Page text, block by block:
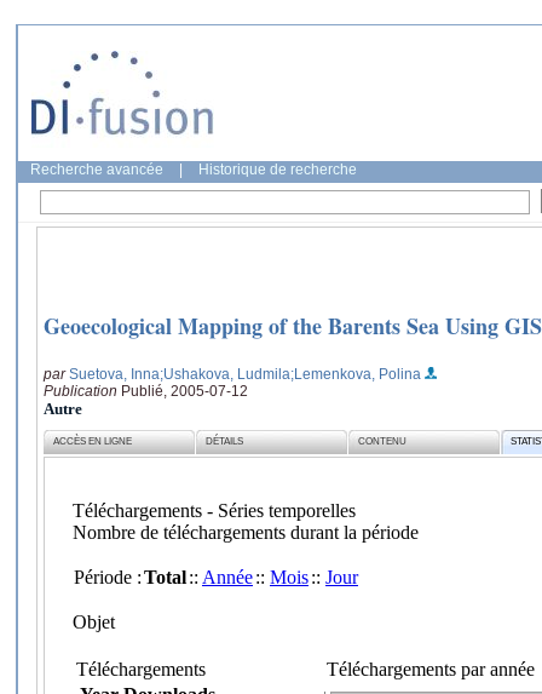
Recherche avancée Historique de recherche
Geoecological Mapping of the Barents Sea Using GIS
parSuetova, Inna;Ushakova, Ludmila;Lemenkova, Polina
Publication Publié, 2005-07-12
Autre
ACCÈS EN LIGNE DÉTAILS CONTENU